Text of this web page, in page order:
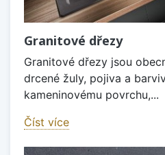
Granitové dřezy
Granitové dřezy jsou
drcené žuly, pojiva a
kameninovému povrchu,...
Číst více